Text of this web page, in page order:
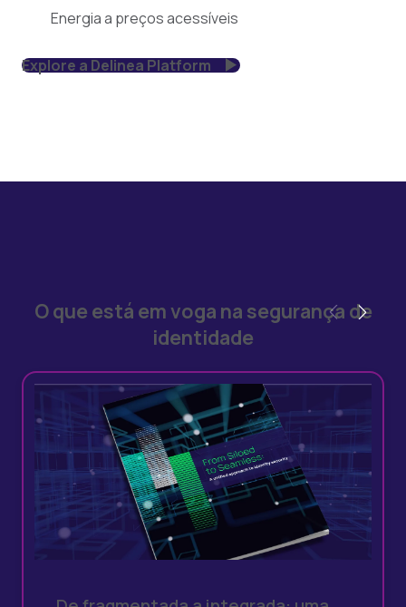
Energia a preços acessíveis
Explore a Delinea Platform
O que está em voga na segurança de
identidade